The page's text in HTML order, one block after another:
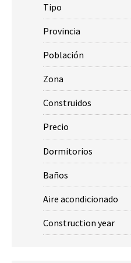
Tipo
Provincia
Población
Zona
Construidos
Precio
Dormitorios
Baños
Aire acondicionado
Construction year